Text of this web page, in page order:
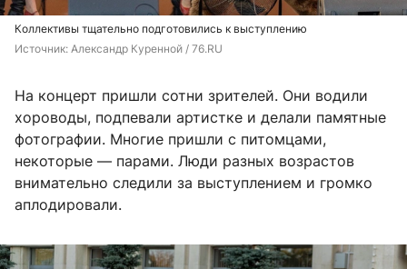
Коллективы тщательно подготовились к выступлению
Источник: Александр Куренной / 76.RU
На концерт пришли сотни зрителей. Они водили
хороводы, подпевали артистке и делали памятные
фотографии. Многие пришли с питомцами,
некоторые — парами. Люди разных возрастов
внимательно следили за выступлением и громко
аплодировали.